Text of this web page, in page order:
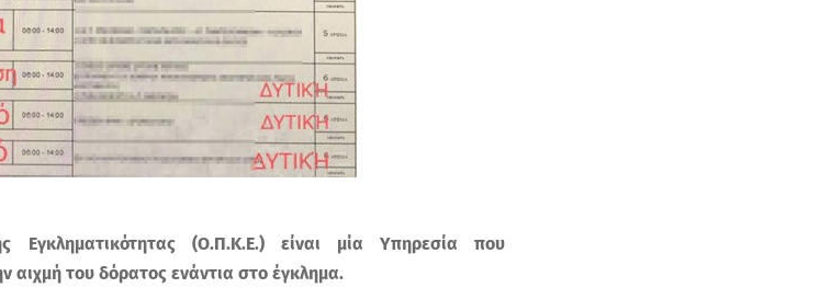
(Ο.Π.Κ.Ε.) είναι μία Υπηρεσία που
αιχμή του δόρατος ενάντια στο έγκλημα.